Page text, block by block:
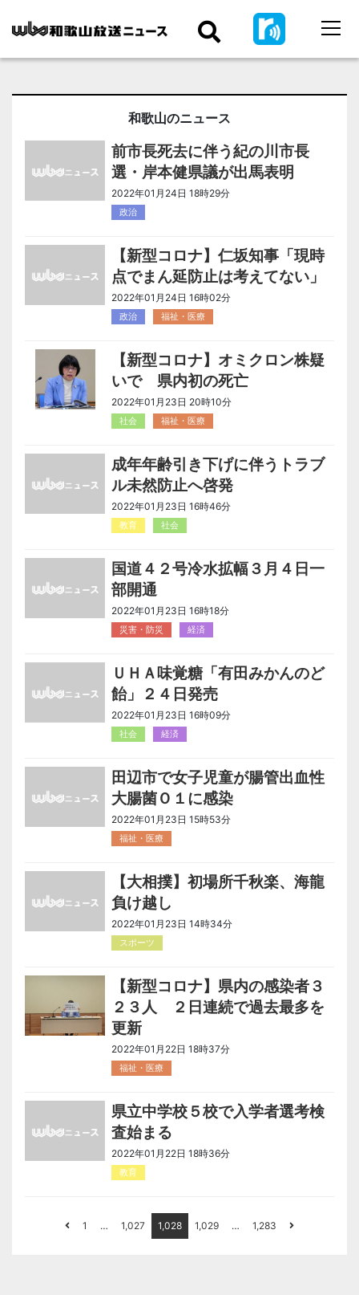
和歌山のニュース
前市長死去に伴う紀の川市長
選・岸本健県議が出馬表明
2022年01月24日 18時29分
政治
【新型コロナ】仁坂知事「現時
点でまん延防止は考えてない」
2022年01月24日 16時02分
政治 福祉・医療
【新型コロナ】オミクロン株疑
いで 県内初の死亡
2022年01月23日 20時10分
社会 福祉・医療
成年年齢引き下げに伴うトラブ
ル未然防止へ啓発
2022年01月23日 16時46分
教育 社会
国道４２号冷水拡幅３月４日一
部開通
2022年01月23日 16時18分
災害・防災 経済
ＵＨＡ味覚糖「有田みかんのど
飴」２４日発売
2022年01月23日 16時09分
社会 経済
田辺市で女子児童が腸管出血性
大腸菌Ｏ１に感染
2022年01月23日 15時53分
福祉・医療
【大相撲】初場所千秋楽、海龍
負け越し
2022年01月23日 14時34分
スポーツ
【新型コロナ】県内の感染者３
２３人 ２日連続で過去最多を
更新
2022年01月22日 18時37分
福祉・医療
県立中学校５校で入学者選考検
査始まる
2022年01月22日 18時36分
教育
1 … 1,027 1,028 1,029 … 1,283